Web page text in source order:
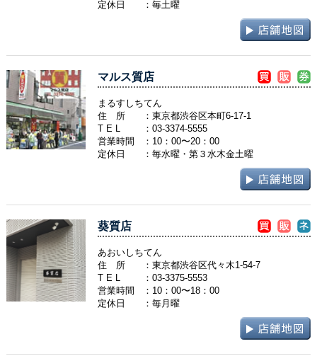
定休日
：毎土曜
マルス質店
まるすしちてん
住 所
：東京都渋谷区本町6-17-1
T E L
： 03-3374-5555
営業時間
：10：00〜20：00
定休日
：毎水曜・第３水木金土曜
葵質店
あおいしちてん
住 所
：東京都渋谷区代々木1-54-7
T E L
： 03-3375-5553
営業時間
：10：00〜18：00
定休日
：毎月曜